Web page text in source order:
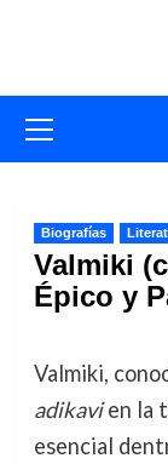
primario
Biografías
Valmiki
Épico y
Valmiki,
adikavien la
esencial